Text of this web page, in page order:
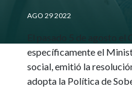
AGO 29 2022
El pasado 5 de agosto el
específicamente el
social, emitió la
adopta la Política de